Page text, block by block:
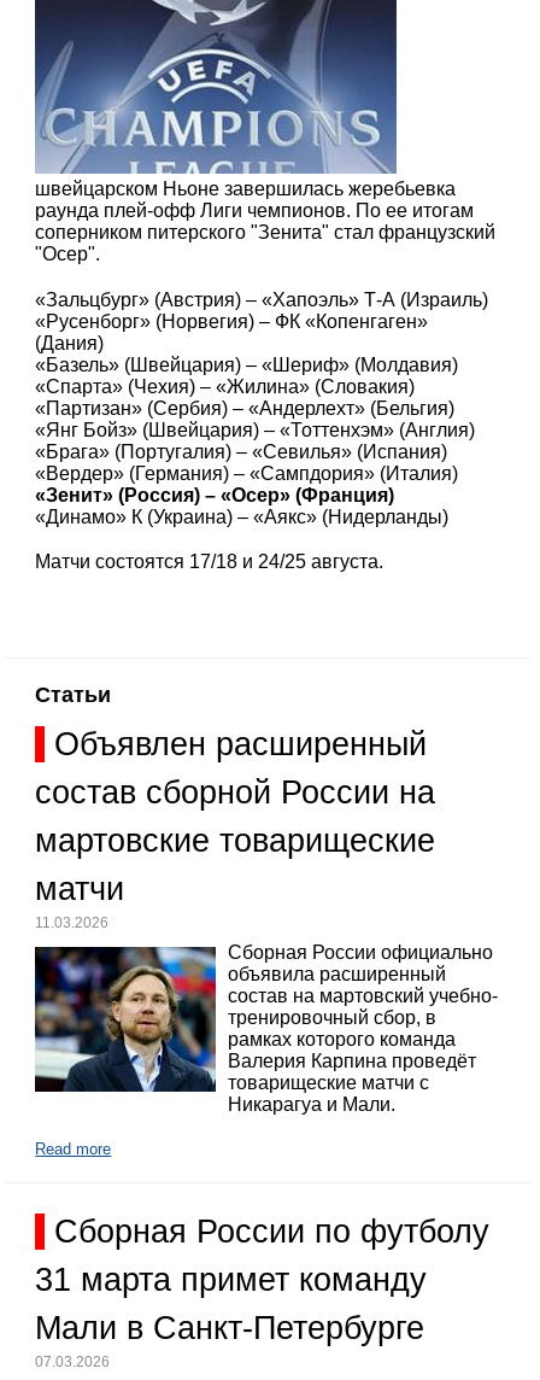
швейцарском Ньоне завершилась жеребьевка
раунда плей-офф Лиги чемпионов. По ее итогам
соперником питерского "Зенита" стал французский
"Осер".
«Зальцбург» (Австрия) – «Хапоэль» Т-А (Израиль)
«Русенборг» (Норвегия) – ФК «Копенгаген»
(Дания)
«Базель» (Швейцария) – «Шериф» (Молдавия)
«Спарта» (Чехия) – «Жилина» (Словакия)
«Партизан» (Сербия) – «Андерлехт» (Бельгия)
«Янг Бойз» (Швейцария) – «Тоттенхэм» (Англия)
«Брага» (Португалия) – «Севилья» (Испания)
«Вердер» (Германия) – «Сампдория» (Италия)
«Зенит» (Россия) – «Осер» (Франция)
«Динамо» К (Украина) – «Аякс» (Нидерланды)
Матчи состоятся 17/18 и 24/25 августа.
Статьи
Объявлен расширенный
состав сборной России на
мартовские товарищеские
матчи
11.03.2026
Сборная России официально
объявила расширенный
состав на мартовский учебно-
тренировочный сбор, в
рамках которого команда
Валерия Карпина проведёт
товарищеские матчи с
Никарагуа и Мали.
Read more
Сборная России по футболу
31 марта примет команду
Мали в Санкт-Петербурге
07.03.2026